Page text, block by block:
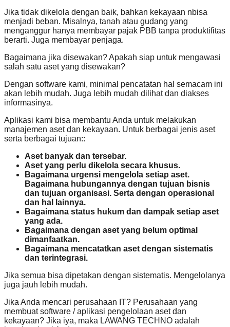
Jika tidak dikelola dengan baik, bahkan kekayaan nbisa
menjadi beban. Misalnya, tanah atau gudang yang
menganggur hanya membayar pajak PBB tanpa produktifitas
berarti. Juga membayar penjaga.
Bagaimana jika disewakan? Apakah siap untuk mengawasi
salah satu aset yang disewakan?
Dengan software kami, minimal pencatatan hal semacam ini
akan lebih mudah. Juga lebih mudah dilihat dan diakses
informasinya.
Aplikasi kami bisa membantu Anda untuk melakukan
manajemen aset dan kekayaan. Untuk berbagai jenis aset
serta berbagai tujuan::
Aset banyak dan tersebar.
Aset yang perlu dikelola secara khusus.
Bagaimana urgensi mengelola setiap aset.
Bagaimana hubungannya dengan tujuan bisnis
dan tujuan organisasi. Serta dengan operasional
dan hal lainnya.
Bagaimana status hukum dan dampak setiap aset
yang ada.
Bagaimana dengan aset yang belum optimal
dimanfaatkan.
Bagaimana mencatatkan aset dengan sistematis
dan terintegrasi.
Jika semua bisa dipetakan dengan sistematis. Mengelolanya
juga jauh lebih mudah.
Jika Anda mencari perusahaan IT? Perusahaan yang
membuat software / aplikasi pengelolaan aset dan
kekayaan? Jika iya, maka LAWANG TECHNO adalah